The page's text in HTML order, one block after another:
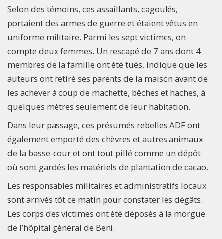
Selon des témoins, ces assaillants, cagoulés,
portaient des armes de guerre et étaient vêtus en
uniforme militaire. Parmi les sept victimes, on
compte deux femmes. Un rescapé de 7 ans dont 4
membres de la famille ont été tués, indique que les
auteurs ont retiré ses parents de la maison avant de
les achever à coup de machette, bêches et haches, à
quelques mètres seulement de leur habitation.
Dans leur passage, ces présumés rebelles ADF ont
également emporté des chèvres et autres animaux
de la basse-cour et ont tout pillé comme un dépôt
où sont gardés les matériels de plantation de cacao.
Les responsables militaires et administratifs locaux
sont arrivés tôt ce matin pour constater les dégâts.
Les corps des victimes ont été déposés à la morgue
de l’hôpital général de Beni.